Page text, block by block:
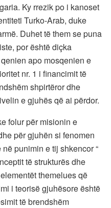
Ky rrezik po i kanoset
Turko-Arab, duke
Duhet të them se puna
por është diçka
apo mosqenien e
nr. 1 i financimit të
shpirtëror dhe
e gjuhës që ai përdor.
folur për misionin e
për gjuhën si fenomen
punimin e tij shkencor “
të strukturës dhe
themelues që
i teorisë gjuhësore është
të brendshëm